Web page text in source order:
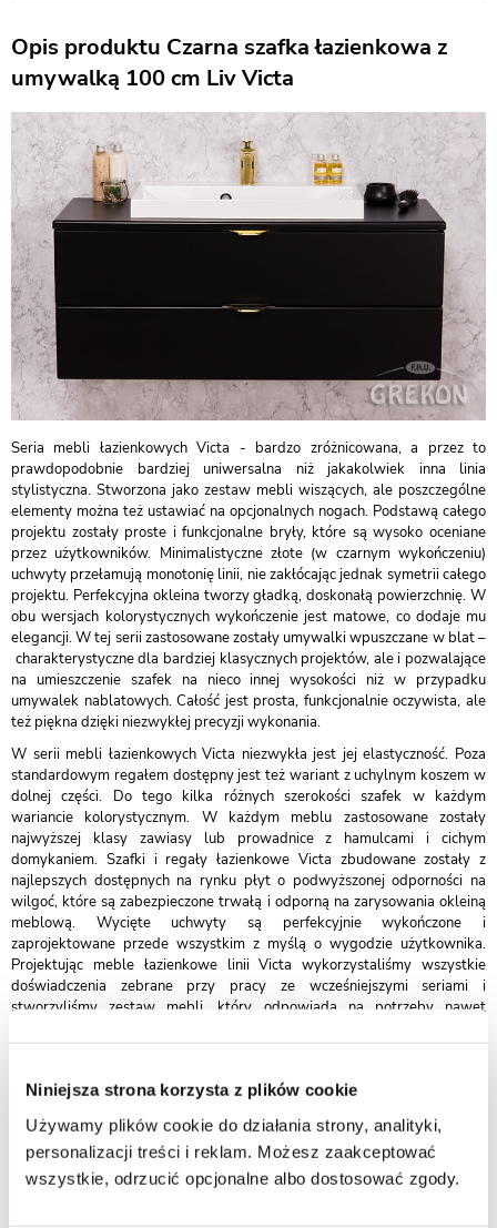
Niniejsza strona korzysta z plików cookie
Używamy plików cookie do działania strony, analityki,
personalizacji treści i reklam. Możesz zaakceptować
wszystkie, odrzucić opcjonalne albo dostosować zgody.
Opis produktu Czarna szafka łazienkowa z
umywalką 100 cm Liv Victa
Seria mebli łazienkowych Victa - bardzo zróżnicowana, a przez to
prawdopodobnie bardziej uniwersalna niż jakakolwiek inna linia
stylistyczna. Stworzona jako zestaw mebli wiszących, ale poszczególne
elementy można też ustawiać na opcjonalnych nogach. Podstawą całego
projektu zostały proste i funkcjonalne bryły, które są wysoko oceniane
przez użytkowników. Minimalistyczne złote (w czarnym wykończeniu)
uchwyty przełamują monotonię linii, nie zakłócając jednak symetrii całego
projektu. Perfekcyjna okleina tworzy gładką, doskonałą powierzchnię. W
obu wersjach kolorystycznych wykończenie jest matowe, co dodaje mu
elegancji. W tej serii zastosowane zostały umywalki wpuszczane w blat –
charakterystyczne dla bardziej klasycznych projektów, ale i pozwalające
na umieszczenie szafek na nieco innej wysokości niż w przypadku
umywalek nablatowych. Całość jest prosta, funkcjonalnie oczywista, ale
też piękna dzięki niezwykłej precyzji wykonania.
W serii mebli łazienkowych Victa niezwykła jest jej elastyczność. Poza
standardowym regałem dostępny jest też wariant z uchylnym koszem w
dolnej części. Do tego kilka różnych szerokości szafek w każdym
wariancie kolorystycznym. W każdym meblu zastosowane zostały
najwyższej klasy zawiasy lub prowadnice z hamulcami i cichym
domykaniem. Szafki i regały łazienkowe Victa zbudowane zostały z
najlepszych dostępnych na rynku płyt o podwyższonej odporności na
wilgoć, które są zabezpieczone trwałą i odporną na zarysowania okleiną
meblową. Wycięte uchwyty są perfekcyjnie wykończone i
zaprojektowane przede wszystkim z myślą o wygodzie użytkownika.
Projektując meble łazienkowe linii Victa wykorzystaliśmy wszystkie
doświadczenia zebrane przy pracy ze wcześniejszymi seriami i
stworzyliśmy zestaw mebli, który odpowiada na potrzeby nawet
łazienkowe z dedykowanymi umywalkami będą sercem każdego
domowego SPA.
Szafka łazienkowa w czarnym matowym kolorze i złotymi uchwytami
wraz z blatem oraz prostokątną białą dolomitową umywalką z serii
VICTA. Umywalka posiada otwór na baterię.